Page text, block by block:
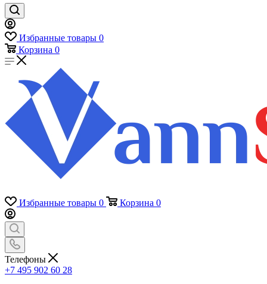
Избранные товары 0
Корзина 0
Избранные товары 0 Корзина 0
Телефоны
+7 495 902 60 28